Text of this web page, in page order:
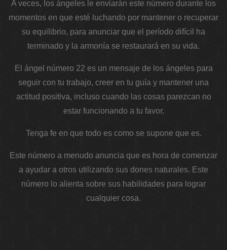
A veces, los ángeles le enviarán este número durante los
momentos en que esté luchando por mantener o recuperar
su equilibrio, para anunciar que el período difícil ha
terminado y la armonía se restaurará en su vida.
El ángel número 22 es un mensaje de los ángeles para
seguir con tu trabajo, creer en tu guía y mantener una
actitud positiva, incluso cuando las cosas parezcan no
estar funcionando a tu favor.
Tenga fe en que todo es como se supone que es.
Este número a menudo anuncia que es hora de comenzar
a ayudar a otros utilizando sus dones naturales. Este
número lo alienta sobre sus habilidades para lograr
cualquier cosa.